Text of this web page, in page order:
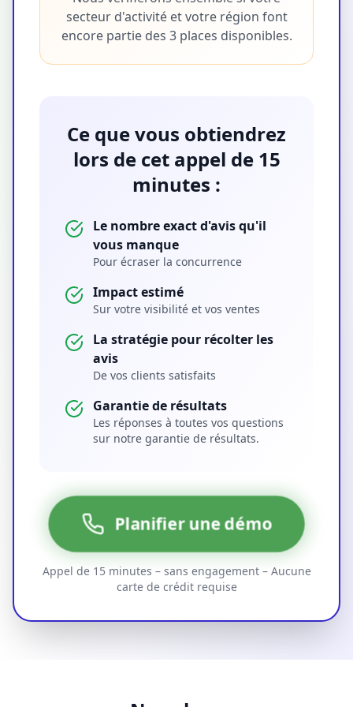
secteur d'activité et votre région font
encore partie des 3 places disponibles.
Ce que vous obtiendrez
lors de cet appel de 15
minutes :
Le nombre exact d'avis qu'il
vous manque
Pour écraser la concurrence
Impact estimé
Sur votre visibilité et vos ventes
La stratégie pour récolter les
avis
De vos clients satisfaits
Garantie de résultats
Les réponses à toutes vos questions
sur notre garantie de résultats.
Planifier une démo
Appel de 15 minutes – sans engagement – Aucune
carte de crédit requise